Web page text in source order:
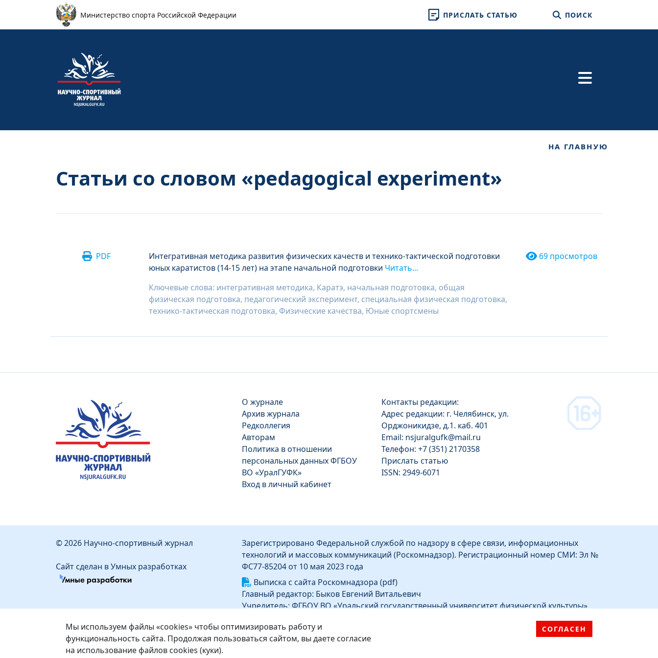
Перейти к основному содержанию
Министерство спорта Российской Федерации ПРИСЛАТЬ СТАТЬЮ ПОИСК
НА ГЛАВНУЮ
Статьи со словом «pedagogical experiment»
PDF
Интегративная методика развития физических качеств и технико-тактической подготовки
юных каратистов (14-15 лет) на этапе начальной подготовки Читать...
Ключевые слова: интегративная методика, Каратэ, начальная подготовка, общая
физическая подготовка, педагогический эксперимент, специальная физическая подготовка,
технико-тактическая подготовка, Физические качества, Юные спортсмены
69 просмотров
О журнале
Архив журнала
Редколлегия
Авторам
Политика в отношении
персональных данных ФГБОУ
ВО «УралГУФК»
Вход в личный кабинет
Контакты редакции:
Адрес редакции: г. Челябинск, ул.
Орджоникидзе, д.1. каб. 401
Email: nsjuralgufk@mail.ru
Телефон: +7 (351) 2170358
Прислать статью
ISSN: 2949-6071
© 2026 Научно-спортивный журнал
Сайт сделан в Умных разработках
Зарегистрировано Федеральной службой по надзору в сфере связи, информационных
технологий и массовых коммуникаций (Роскомнадзор). Регистрационный номер СМИ: Эл №
ФС77-85204 от 10 мая 2023 года
Выписка с сайта Роскомнадзора (pdf)
Главный редактор: Быков Евгений Витальевич
Учредитель: ФГБОУ ВО «Уральский государственный университет физической культуры»
Информация об издателе
Издатель: Федеральное государственное бюджетное образовательное учреждение
высшего образования «Уральский государственный университет физической культуры»
Мы используем файлы «cookies» чтобы оптимизировать работу и
функциональность сайта. Продолжая пользоваться сайтом, вы даете согласие
на использование файлов cookies (куки).
СОГЛАСЕН